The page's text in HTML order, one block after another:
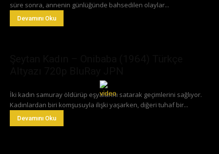
süre sonra, annenin günlüğünde bahsedilen olaylar...
Devamını Oku
İki kadın samuray öldürüp eşyalarını satarak geçimlerini sağlıyor.
Kadınlardan biri komşusuyla ilişki yaşarken, diğeri tuhaf bir...
Devamını Oku